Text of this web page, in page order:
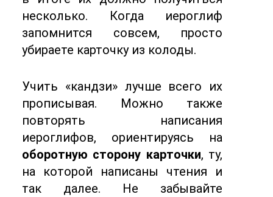
несколько. Когда иероглиф
запомнится совсем, просто
убираете карточку из колоды.
Учить «кандзи» лучше всего их
прописывая. Можно также
повторять написания
иероглифов, ориентируясь на
оборотную сторону карточки, ту,
на которой написаны чтения и
так далее. Не забывайте